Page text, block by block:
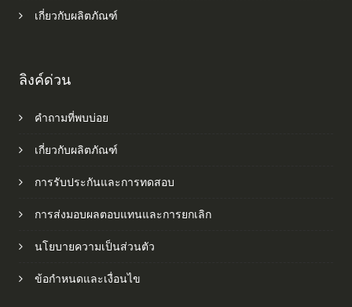
เกี่ยวกับผลิตภัณฑ์
ลิงค์ด่วน
คำถามที่พบบ่อย
เกี่ยวกับผลิตภัณฑ์
การรับประกันและการทดสอบ
การส่งมอบผลตอบแทนและการยกเลิก
นโยบายความเป็นส่วนตัว
ข้อกำหนดและเงื่อนไข